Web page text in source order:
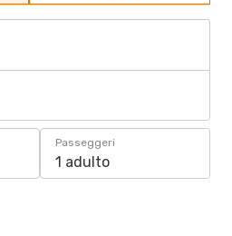
Passeggeri
1 adulto